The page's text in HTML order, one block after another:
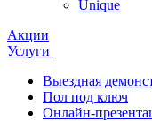
Unique
Акции
Услуги
Выездная
Пол под ключ
Онлайн-